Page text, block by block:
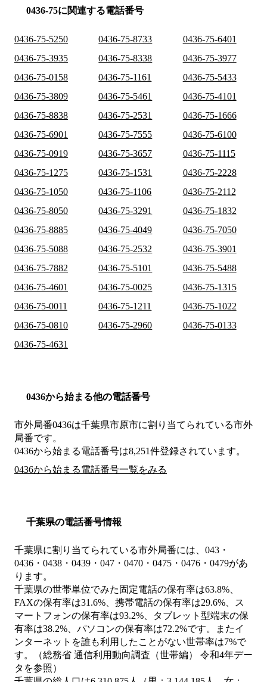
0436-75に関連する電話番号
0436-75-5250 0436-75-8733
0436-75-6401
0436-75-3935
0436-75-8338
0436-75-3977
0436-75-0158
0436-75-1161
0436-75-5433
0436-75-3809
0436-75-5461
0436-75-4101
0436-75-8838
0436-75-2531
0436-75-1666
0436-75-6901
0436-75-7555
0436-75-6100
0436-75-0919
0436-75-3657
0436-75-1115
0436-75-1275
0436-75-1531
0436-75-2228
0436-75-1050
0436-75-1106
0436-75-2112
0436-75-8050
0436-75-3291
0436-75-1832
0436-75-8885
0436-75-4049
0436-75-7050
0436-75-5088
0436-75-2532
0436-75-3901
0436-75-7882
0436-75-5101
0436-75-5488
0436-75-4601
0436-75-0025
0436-75-1315
0436-75-0011
0436-75-1211
0436-75-1022
0436-75-0810
0436-75-2960
0436-75-0133
0436-75-4631
0436から始まる他の電話番号
市外局番0436は千葉県市原市に割り当てられている市外
局番です。
0436から始まる電話番号は8,251件登録されています。
0436から始まる電話番号一覧をみる
千葉県の電話番号情報
千葉県に割り当てられている市外局番には、043・
0436・0438・0439・047・0470・0475・0476・0479があ
ります。
千葉県の世帯単位でみた固定電話の保有率は63.8%、
FAXの保有率は31.6%、携帯電話の保有率は29.6%、ス
マートフォンの保有率は93.2%、タブレット型端末の保
有率は38.2%、パソコンの保有率は72.2%です。またイ
ンターネットを誰も利用したことがない世帯率は7%で
す。（総務省 通信利用動向調査（世帯編） 令和4年デー
タを参照）